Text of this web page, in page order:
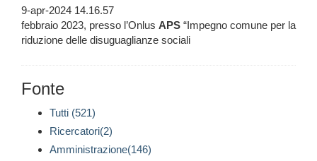
9-apr-2024 14.16.57
febbraio 2023, presso l’Onlus APS “Impegno comune per la
riduzione delle disuguaglianze sociali
Fonte
Tutti (521)
Ricercatori(2)
Amministrazione(146)